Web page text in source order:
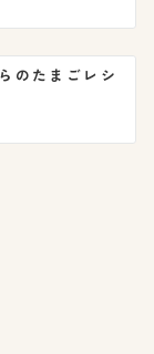
のたまごレシ